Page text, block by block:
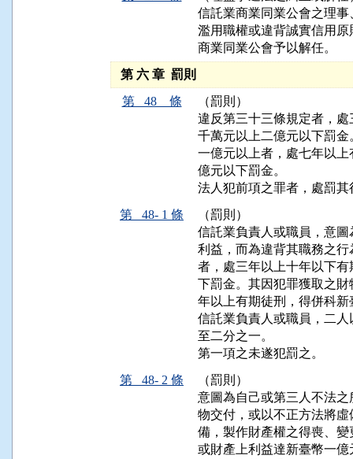
信託業商業同業公會之理
濫用職權或違背誠實信用
商業同業公會予以解任。
第 六 章 罰則
第 48 條
（罰則）
違反第三十三條規定者，
千萬元以上二億元以下罰
一億元以上者，處七年以
億元以下罰金。
法人犯前項之罪者，處罰其
第 48- 1 條
（罰則）
信託業負責人或職員，意
利益，而為違背其職務之
者，處三年以上十年以下
下罰金。其因犯罪獲取之
年以上有期徒刑，得併科
信託業負責人或職員，二
至二分之一。
第一項之未遂犯罰之。
第 48- 2 條
（罰則）
意圖為自己或第三人不法
物交付，或以不正方法將
備，製作財產權之得喪、
或財產上利益達新臺幣一